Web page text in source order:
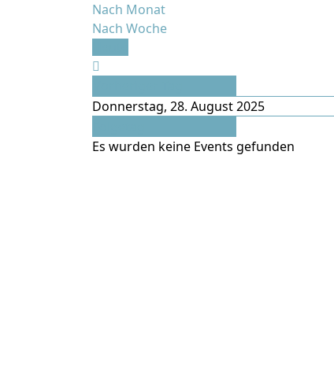
Nach Monat
Nach Woche
Donnerstag, 28. August 2025
Es wurden keine Events gefunden